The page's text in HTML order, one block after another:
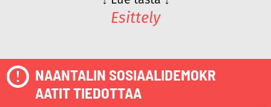
Esittely
NAANTALIN SOSIAALIDEMOKR
AATIT TIEDOTTAA